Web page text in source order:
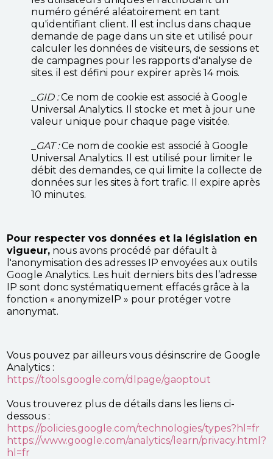
numéro généré aléatoirement en tant
qu'identifiant client. Il est inclus dans chaque
demande de page dans un site et utilisé pour
calculer les données de visiteurs, de sessions et
de campagnes pour les rapports d'analyse de
sites. il est défini pour expirer après 14 mois.
_GID :Ce nom de cookie est associé à Google
Universal Analytics. Il stocke et met à jour une
valeur unique pour chaque page visitée.
_GAT :Ce nom de cookie est associé à Google
Universal Analytics. Il est utilisé pour limiter le
débit des demandes, ce qui limite la collecte de
données sur les sites à fort trafic. Il expire après
10 minutes.
Pour respecter vos données et la législation en
vigueur, nous avons procédé par défault à
l'anonymisation des adresses IP envoyées aux outils
Google Analytics. Les huit derniers bits des l’adresse
IP sont donc systématiquement effacés grâce à la
fonction « anonymizeIP » pour protéger votre
anonymat.
Vous pouvez par ailleurs vous désinscrire de Google
Analytics :
https://tools.google.com/dlpage/gaoptout
Vous trouverez plus de détails dans les liens ci-
dessous :
https://policies.google.com/technologies/types?hl=fr
https://www.google.com/analytics/learn/privacy.html?
hl=fr